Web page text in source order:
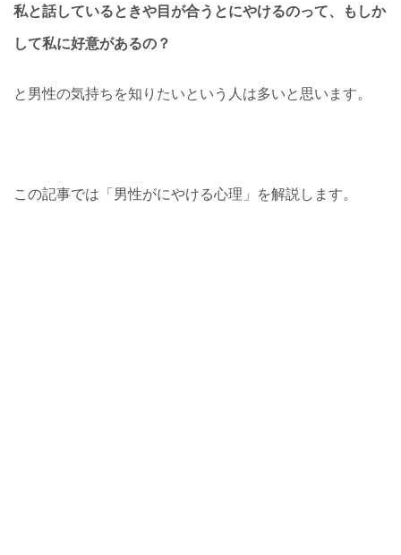
私と話しているときや目が合うとにやけるのって、もしか
して私に好意があるの？
と男性の気持ちを知りたいという人は多いと思います。
この記事では「男性がにやける心理」を解説します。